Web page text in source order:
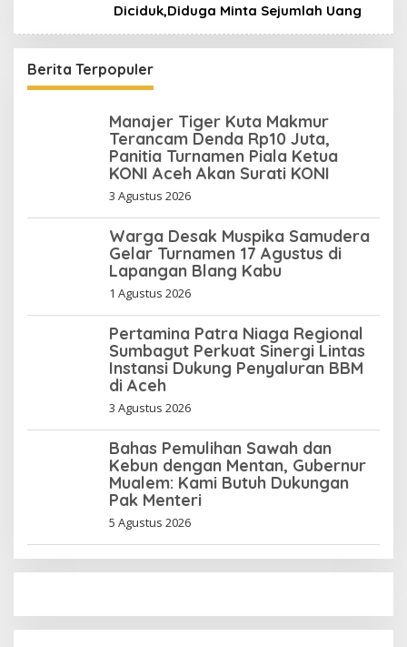
Diciduk,Diduga Minta Sejumlah Uang
Berita Terpopuler
Manajer Tiger Kuta Makmur
Terancam Denda Rp10 Juta,
Panitia Turnamen Piala Ketua
KONI Aceh Akan Surati KONI
3 Agustus 2026
Warga Desak Muspika Samudera
Gelar Turnamen 17 Agustus di
Lapangan Blang Kabu
1 Agustus 2026
Pertamina Patra Niaga Regional
Sumbagut Perkuat Sinergi Lintas
Instansi Dukung Penyaluran BBM
di Aceh
3 Agustus 2026
Bahas Pemulihan Sawah dan
Kebun dengan Mentan, Gubernur
Mualem: Kami Butuh Dukungan
Pak Menteri
5 Agustus 2026